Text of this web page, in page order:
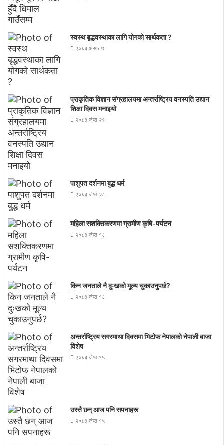
स्वस्थ बृद्धवस्थाका लागि योगको सार्थकता ?
२०८३ असार ७
प्राकृतिक विज्ञान संग्रहालयमा अन्तर्राष्ट्रिय वनस्पति उद्यान
शिक्षा दिवस मनाइयाे
२०८३ जेष्ठ २९
पाशुपत दर्शनमा बुद्ध धर्म​
२०८३ जेष्ठ २८
महिला सशक्तिकरणमा ग्रामीण कृषि-पर्यटन
२०८३ जेष्ठ १८
किन जनताले नै दुःखको मूल्य चुकाउनुपर्छ?
२०८३ जेष्ठ १८
अन्तर्राष्ट्रिय सगरमाथा दिवसमा भिटाेफ नेपालकाे नेपाली बाजा
विशेष
२०८३ जेष्ठ १५
उस्तै छन् आज पनि सपनाहरू
२०८३ जेष्ठ १५